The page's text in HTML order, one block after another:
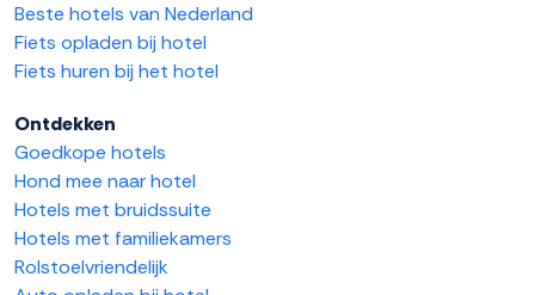
Beste hotels van Nederland
Fiets opladen bij hotel
Fiets huren bij het hotel
Ontdekken
Goedkope hotels
Hond mee naar hotel
Hotels met bruidssuite
Hotels met familiekamers
Rolstoelvriendelijk